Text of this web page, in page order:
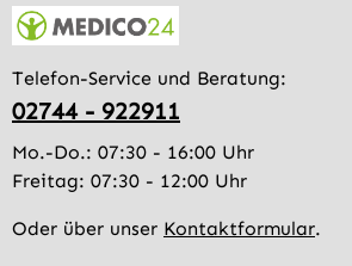
Telefon-Service und Beratung:
02744 - 922911
Mo.-Do.: 07:30 - 16:00 Uhr
Freitag: 07:30 - 12:00 Uhr
Oder über unser Kontaktformular.